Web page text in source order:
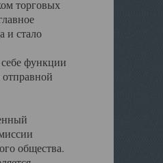
торговых
и стало
функции
общества.